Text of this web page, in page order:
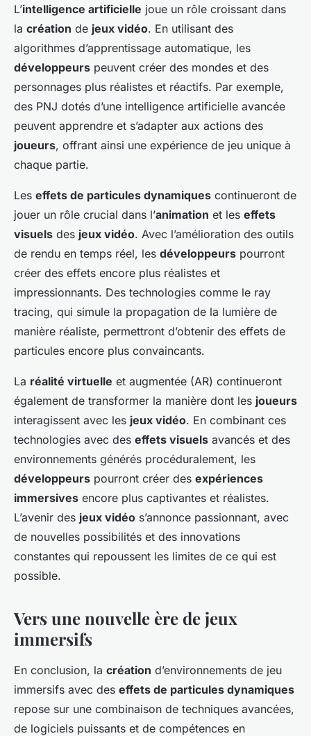
L’intelligence artificielle joue un rôle croissant dans
la création de jeux vidéo. En utilisant des
algorithmes d’apprentissage automatique, les
développeurs peuvent créer des mondes et des
personnages plus réalistes et réactifs. Par exemple,
des PNJ dotés d’une intelligence artificielle avancée
peuvent apprendre et s’adapter aux actions des
joueurs, offrant ainsi une expérience de jeu unique à
chaque partie.
Les effets de particules dynamiques continueront de
jouer un rôle crucial dans l’animation et les effets
visuels des jeux vidéo. Avec l’amélioration des outils
de rendu en temps réel, les développeurs pourront
créer des effets encore plus réalistes et
impressionnants. Des technologies comme le ray
tracing, qui simule la propagation de la lumière de
manière réaliste, permettront d’obtenir des effets de
particules encore plus convaincants.
La réalité virtuelle et augmentée (AR) continueront
également de transformer la manière dont les joueurs
interagissent avec les jeux vidéo. En combinant ces
technologies avec des effets visuels avancés et des
environnements générés procéduralement, les
développeurs pourront créer des expériences
immersives encore plus captivantes et réalistes.
L’avenir des jeux vidéo s’annonce passionnant, avec
de nouvelles possibilités et des innovations
constantes qui repoussent les limites de ce qui est
possible.
Vers une nouvelle ère de jeux
immersifs
En conclusion, la création d’environnements de jeu
immersifs avec des effets de particules dynamiques
repose sur une combinaison de techniques avancées,
de logiciels puissants et de compétences en